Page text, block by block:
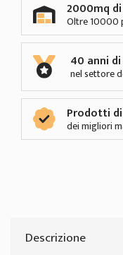
2000mq
Oltre 10000
40 anni
nel settore
Prodotti
dei migliori
Descrizione